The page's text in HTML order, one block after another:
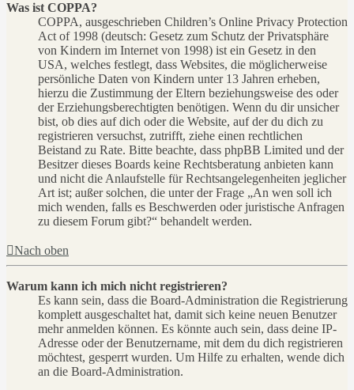
Was ist COPPA?
COPPA, ausgeschrieben Children’s Online Privacy Protection
Act of 1998 (deutsch: Gesetz zum Schutz der Privatsphäre
von Kindern im Internet von 1998) ist ein Gesetz in den
USA, welches festlegt, dass Websites, die möglicherweise
persönliche Daten von Kindern unter 13 Jahren erheben,
hierzu die Zustimmung der Eltern beziehungsweise des oder
der Erziehungsberechtigten benötigen. Wenn du dir unsicher
bist, ob dies auf dich oder die Website, auf der du dich zu
registrieren versuchst, zutrifft, ziehe einen rechtlichen
Beistand zu Rate. Bitte beachte, dass phpBB Limited und der
Besitzer dieses Boards keine Rechtsberatung anbieten kann
und nicht die Anlaufstelle für Rechtsangelegenheiten jeglicher
Art ist; außer solchen, die unter der Frage „An wen soll ich
mich wenden, falls es Beschwerden oder juristische Anfragen
zu diesem Forum gibt?“ behandelt werden.
Nach oben
Warum kann ich mich nicht registrieren?
Es kann sein, dass die Board-Administration die Registrierung
komplett ausgeschaltet hat, damit sich keine neuen Benutzer
mehr anmelden können. Es könnte auch sein, dass deine IP-
Adresse oder der Benutzername, mit dem du dich registrieren
möchtest, gesperrt wurden. Um Hilfe zu erhalten, wende dich
an die Board-Administration.